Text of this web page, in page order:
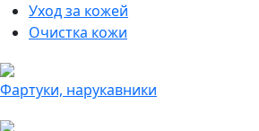
Уход за кожей
Очистка кожи
Фартуки, нарукавники